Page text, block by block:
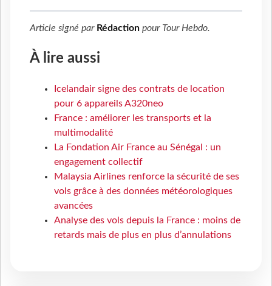
Article signé par Rédaction pour Tour Hebdo.
À lire aussi
Icelandair signe des contrats de location
pour 6 appareils A320neo
France : améliorer les transports et la
multimodalité
La Fondation Air France au Sénégal : un
engagement collectif
Malaysia Airlines renforce la sécurité de ses
vols grâce à des données météorologiques
avancées
Analyse des vols depuis la France : moins de
retards mais de plus en plus d’annulations